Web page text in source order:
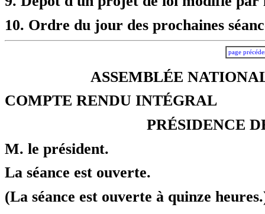
10. Ordre du jour des prochaines
page
ASSEMBLÉE
COMPTE RENDU INTÉGRAL
PRÉSIDENCE
M. le président.
La séance est ouverte.
(La séance est ouverte à quinze